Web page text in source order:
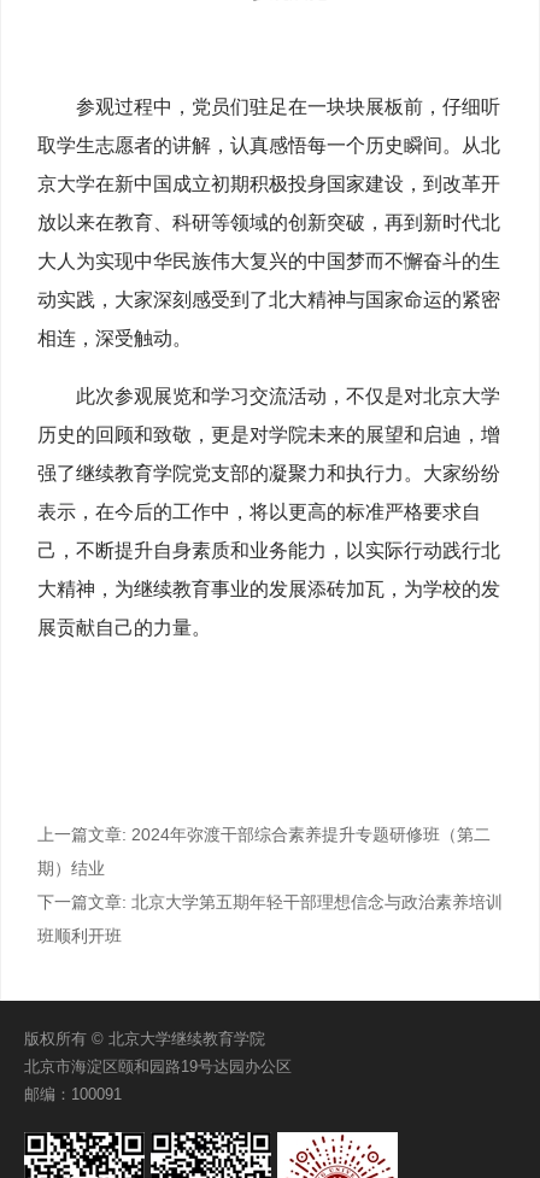
参观过程中，党员们驻足在一块块展板前，仔细听
取学生志愿者的讲解，认真感悟每一个历史瞬间。从北
京大学在新中国成立初期积极投身国家建设，到改革开
放以来在教育、科研等领域的创新突破，再到新时代北
大人为实现中华民族伟大复兴的中国梦而不懈奋斗的生
动实践，大家深刻感受到了北大精神与国家命运的紧密
相连，深受触动。
此次参观展览和学习交流活动，不仅是对北京大学
历史的回顾和致敬，更是对学院未来的展望和启迪，增
强了继续教育学院党支部的凝聚力和执行力。大家纷纷
表示，在今后的工作中，将以更高的标准严格要求自
己，不断提升自身素质和业务能力，以实际行动践行北
大精神，为继续教育事业的发展添砖加瓦，为学校的发
展贡献自己的力量。
上一篇文章: 2024年弥渡干部综合素养提升专题研修班（第二
期）结业
下一篇文章: 北京大学第五期年轻干部理想信念与政治素养培训
班顺利开班
版权所有 © 北京大学继续教育学院
北京市海淀区颐和园路19号达园办公区
邮编：100091